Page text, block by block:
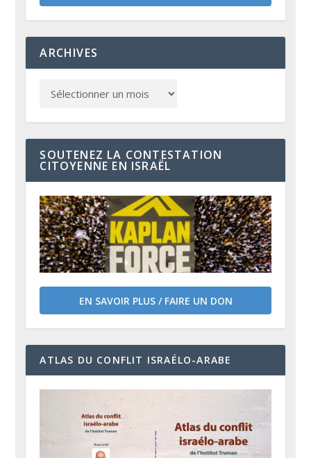
ARCHIVES
SOUTENEZ LA CONTESTATION
CITOYENNE EN ISRAËL
EN SAVOIR PLUS / FAIRE UN DON
ATLAS DU CONFLIT ISRAÉLO-ARABE